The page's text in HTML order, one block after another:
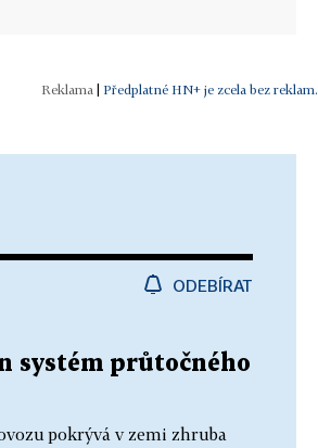
| Předplatné HN+ je zcela bez reklam.
ODEBÍRAT
systém průtočného
pokrývá v zemi zhruba